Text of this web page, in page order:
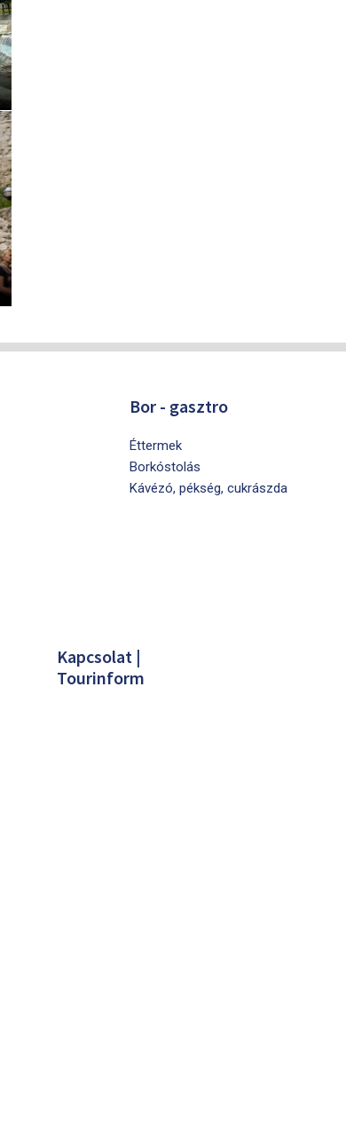
Bor - gasztro
Éttermek
Borkóstolás
Kávézó, pékség, cukrászda
Kapcsolat |
Tourinform